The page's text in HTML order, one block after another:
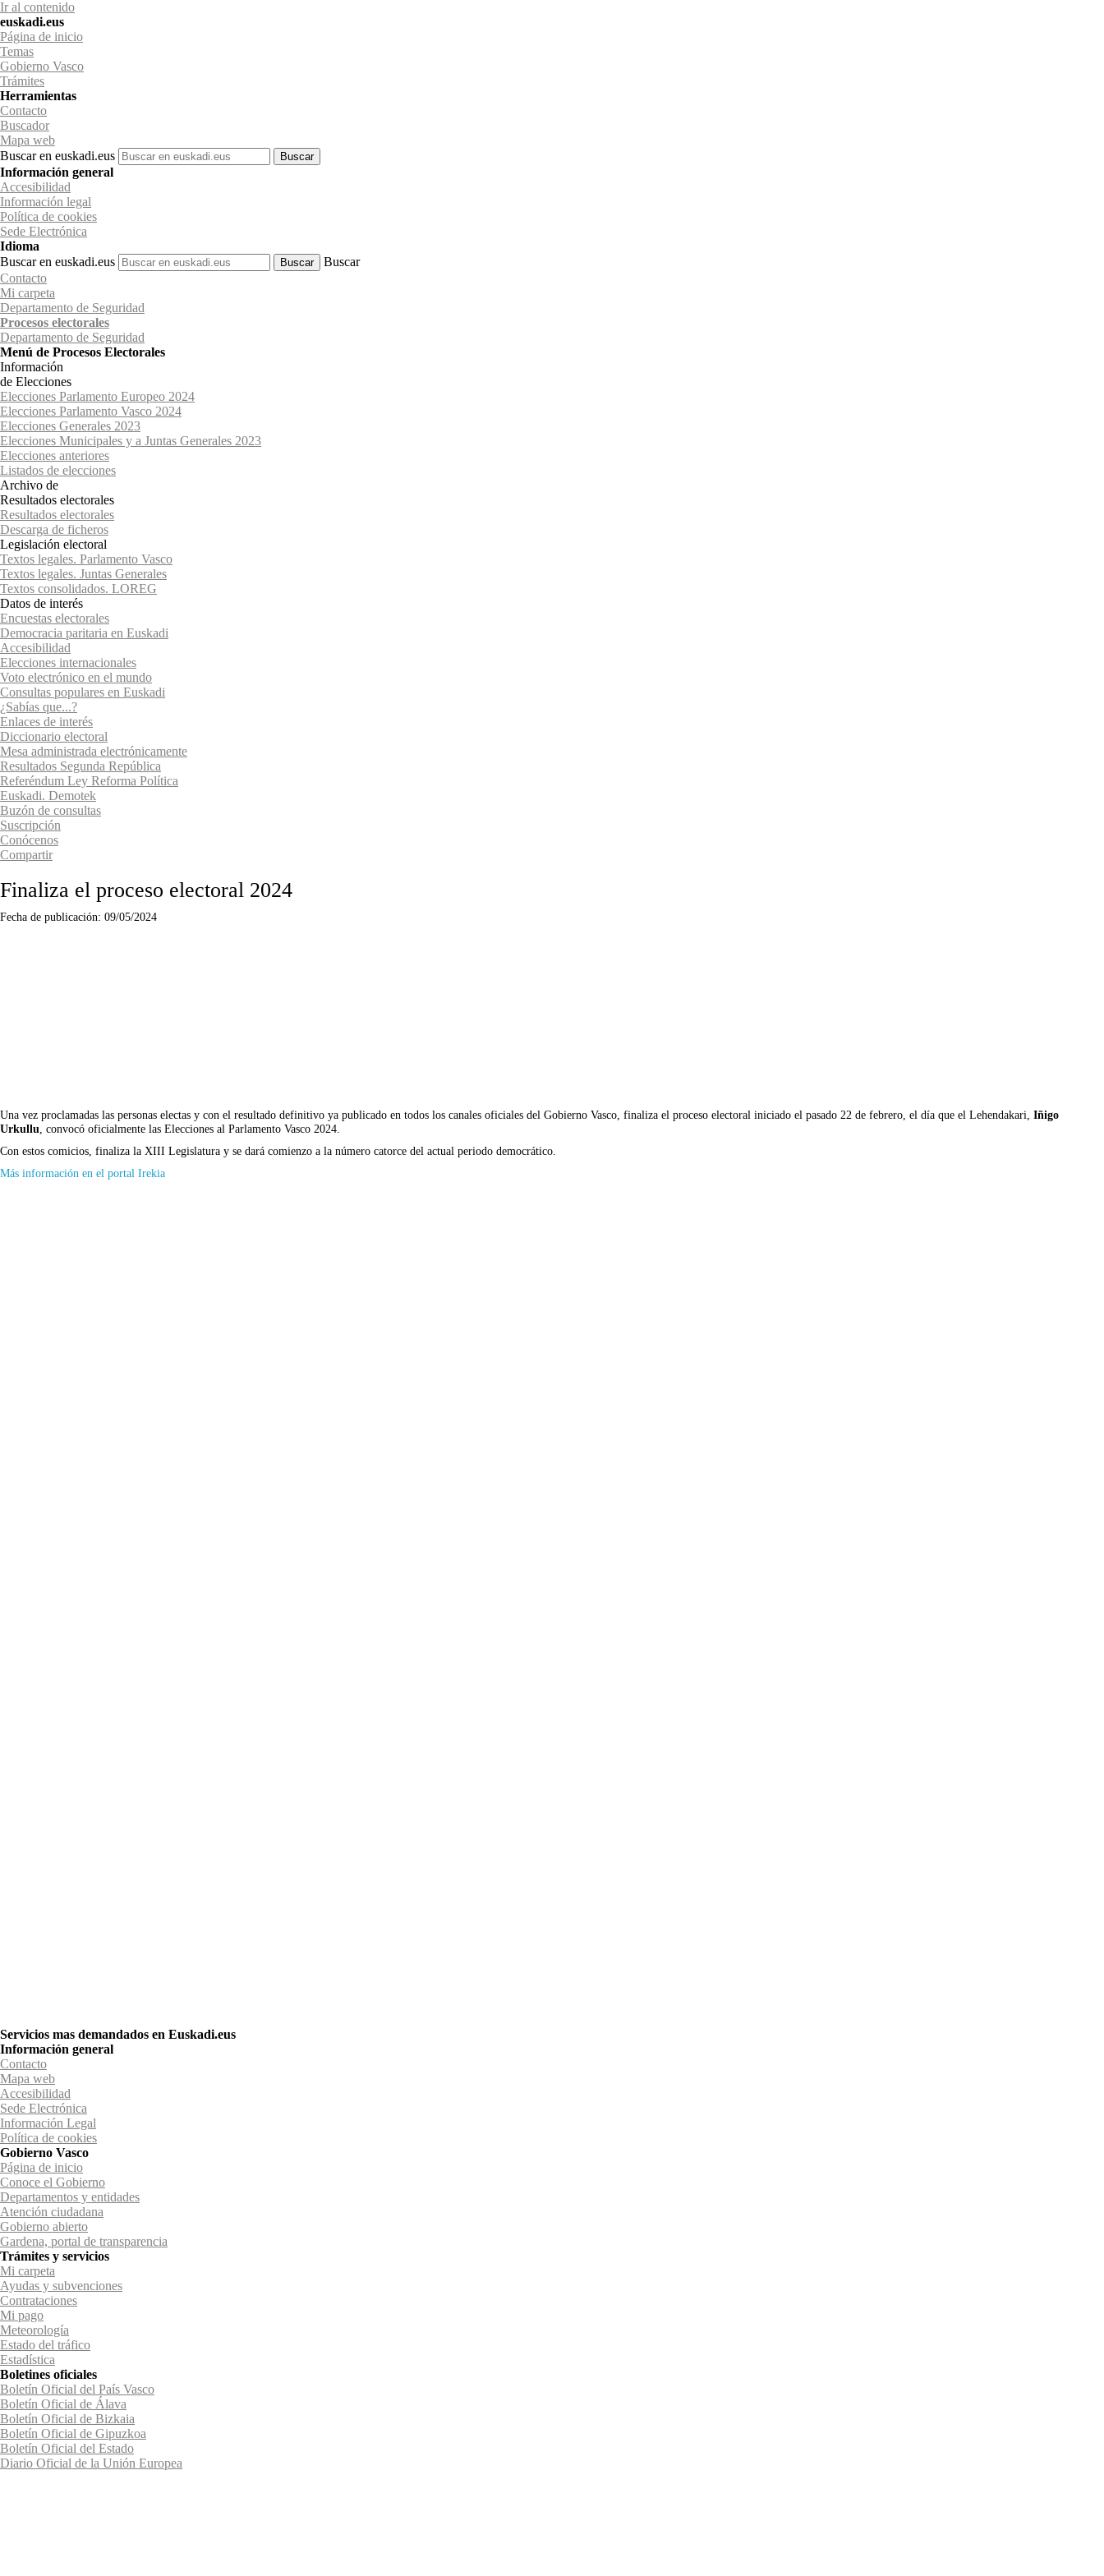
Ir al contenido
euskadi.eus
Página de inicio
Temas
Gobierno Vasco
Trámites
Herramientas
Contacto
Buscador
Mapa web
Buscar en euskadi.eus
Información general
Accesibilidad
Información legal
Política de cookies
Sede Electrónica
Idioma
Buscar en euskadi.eus
Buscar
Contacto
Mi carpeta
Departamento de Seguridad
Procesos electorales
Departamento de Seguridad
Menú de Procesos Electorales
Información
de Elecciones
Elecciones Parlamento Europeo 2024
Elecciones Parlamento Vasco 2024
Elecciones Generales 2023
Elecciones Municipales y a Juntas Generales 2023
Elecciones anteriores
Listados de elecciones
Archivo de
Resultados electorales
Resultados electorales
Descarga de ficheros
Legislación electoral
Textos legales. Parlamento Vasco
Textos legales. Juntas Generales
Textos consolidados. LOREG
Datos de interés
Encuestas electorales
Democracia paritaria en Euskadi
Accesibilidad
Elecciones internacionales
Voto electrónico en el mundo
Consultas populares en Euskadi
¿Sabías que...?
Enlaces de interés
Diccionario electoral
Mesa administrada electrónicamente
Resultados Segunda República
Referéndum Ley Reforma Política
Euskadi. Demotek
Buzón de consultas
Suscripción
Conócenos
Compartir
Finaliza el proceso electoral 2024
Fecha de publicación: 09/05/2024
Una vez proclamadas las personas electas y con el resultado definitivo ya publicado en todos los canales oficiales del Gobierno Vasco, finaliza el proceso electoral iniciado el pasado 22 de febrero, el día que el Lehendakari, Iñigo
Urkullu , convocó oficialmente las Elecciones al Parlamento Vasco 2024.
Con estos comicios, finaliza la XIII Legislatura y se dará comienzo a la número catorce del actual periodo democrático.
Más información en el portal Irekia(Se
Servicios mas demandados en Euskadi.eus
Información general
Contacto
Mapa web
Accesibilidad
Sede Electrónica
Información Legal
Política de cookies
Gobierno Vasco
Página de inicio
Conoce el Gobierno
Departamentos y entidades
Atención ciudadana
Gobierno abierto
Gardena, portal de transparencia
Trámites y servicios
Mi carpeta
Ayudas y subvenciones
Contrataciones
Mi pago
Meteorología
Estado del tráfico
Estadística
Boletines oficiales
Boletín Oficial del País Vasco
Boletín Oficial de Álava
Boletín Oficial de Bizkaia
Boletín Oficial de Gipuzkoa
Boletín Oficial del Estado
Diario Oficial de la Unión Europea